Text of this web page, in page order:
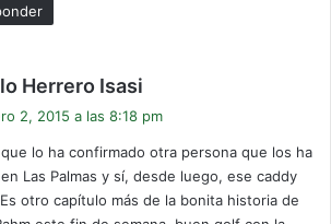
Herrero Isasi
e
:
2, 2015 a las 8:18 pm
lo ha confirmado otra persona que los ha
Las Palmas y sí, desde luego, ese caddy
otro capítulo más de la bonita historia de